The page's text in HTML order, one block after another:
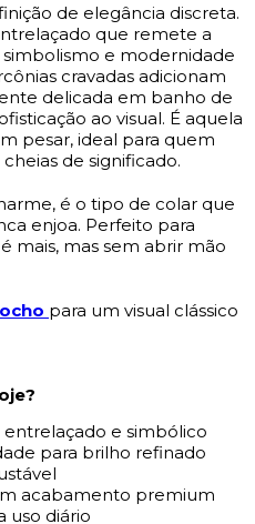
de elegância discreta.
que remete a
simbolismo e modernidade
cravadas adicionam
delicada em banho de
ao visual. É aquela
pesar, ideal para quem
de significado.
é o tipo de colar que
enjoa. Perfeito para
mais, mas sem abrir mão
para um visual clássico
e simbólico
para brilho refinado
acabamento premium
uso diário